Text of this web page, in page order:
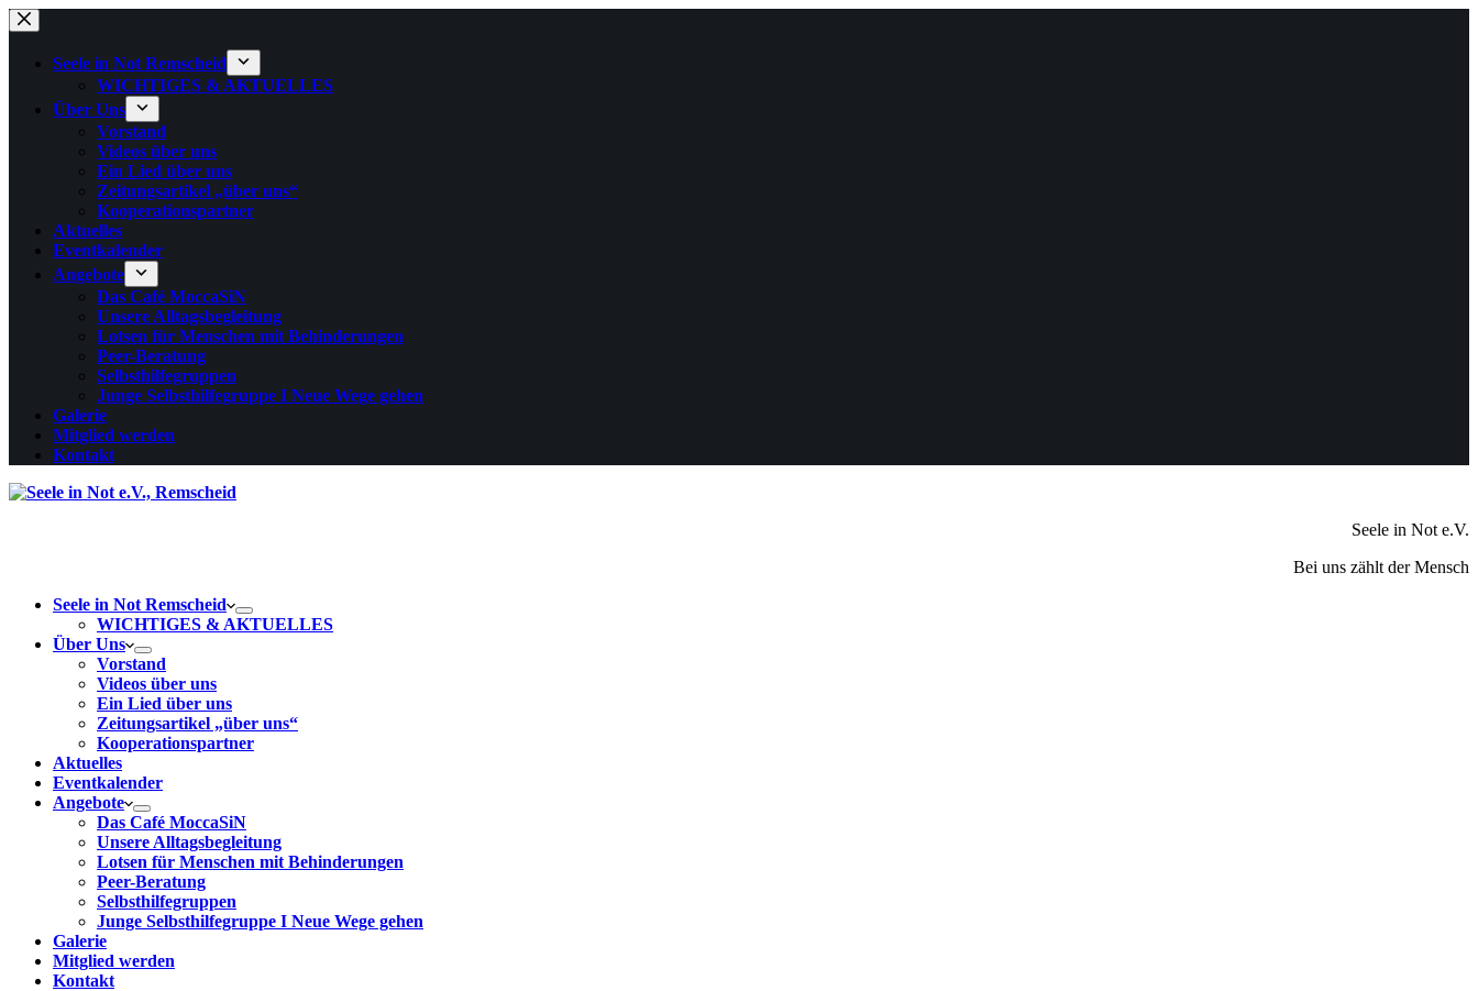
Zum
Inhalt
springenSeele in Not Remscheid
WICHTIGES & AKTUELLES
Über Uns
Vorstand
Videos über uns
Ein Lied über uns
Zeitungsartikel „über uns“
Kooperationspartner
Aktuelles
Eventkalender
Angebote
Das Café MoccaSiN
Unsere Alltagsbegleitung
Lotsen für Menschen mit Behinderungen
Peer-Beratung
Selbsthilfegruppen
Junge Selbsthilfegruppe I Neue Wege gehen
Galerie
Mitglied werden
Kontakt
Seele in Not e.V.
Bei uns zählt der Mensch
Seele in Not Remscheid
WICHTIGES & AKTUELLES
Über Uns
Vorstand
Videos über uns
Ein Lied über uns
Zeitungsartikel „über uns“
Kooperationspartner
Aktuelles
Eventkalender
Angebote
Das Café MoccaSiN
Unsere Alltagsbegleitung
Lotsen für Menschen mit Behinderungen
Peer-Beratung
Selbsthilfegruppen
Junge Selbsthilfegruppe I Neue Wege gehen
Galerie
Mitglied werden
Kontakt